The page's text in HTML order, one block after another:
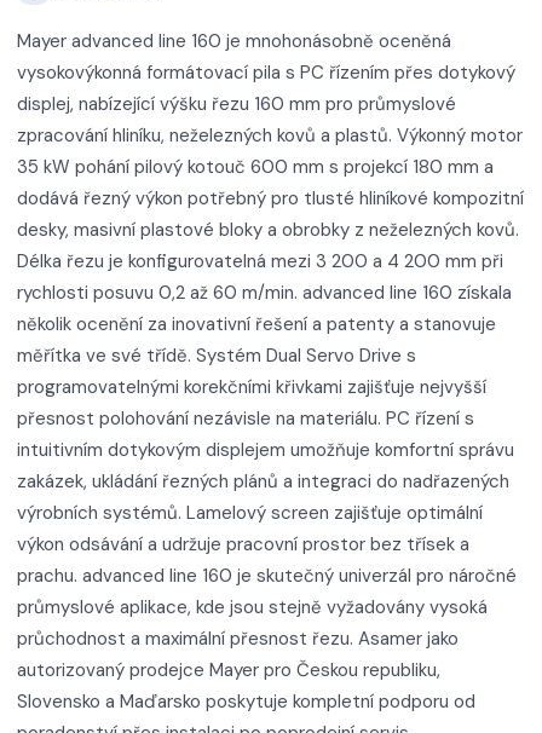
Mayer advanced line 160 je mnohonásobně oceněná
vysokovýkonná formátovací pila s PC řízením přes dotykový
displej, nabízející výšku řezu 160 mm pro průmyslové
zpracování hliníku, neželezných kovů a plastů. Výkonný motor
35 kW pohání pilový kotouč 600 mm s projekcí 180 mm a
dodává řezný výkon potřebný pro tlusté hliníkové kompozitní
desky, masivní plastové bloky a obrobky z neželezných kovů.
Délka řezu je konfigurovatelná mezi 3 200 a 4 200 mm při
rychlosti posuvu 0,2 až 60 m/min. advanced line 160 získala
několik ocenění za inovativní řešení a patenty a stanovuje
měřítka ve své třídě. Systém Dual Servo Drive s
programovatelnými korekčními křivkami zajišťuje nejvyšší
přesnost polohování nezávisle na materiálu. PC řízení s
intuitivním dotykovým displejem umožňuje komfortní správu
zakázek, ukládání řezných plánů a integraci do nadřazených
výrobních systémů. Lamelový screen zajišťuje optimální
výkon odsávání a udržuje pracovní prostor bez třísek a
prachu. advanced line 160 je skutečný univerzál pro náročné
průmyslové aplikace, kde jsou stejně vyžadovány vysoká
průchodnost a maximální přesnost řezu. Asamer jako
autorizovaný prodejce Mayer pro Českou republiku,
Slovensko a Maďarsko poskytuje kompletní podporu od